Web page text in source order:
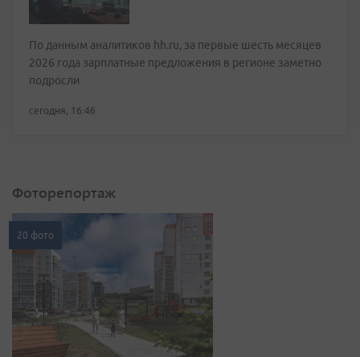
По данным аналитиков hh.ru, за первые шесть месяцев
2026 года зарплатные предложения в регионе заметно
подросли
сегодня, 16:46
Фоторепортаж
20 фото